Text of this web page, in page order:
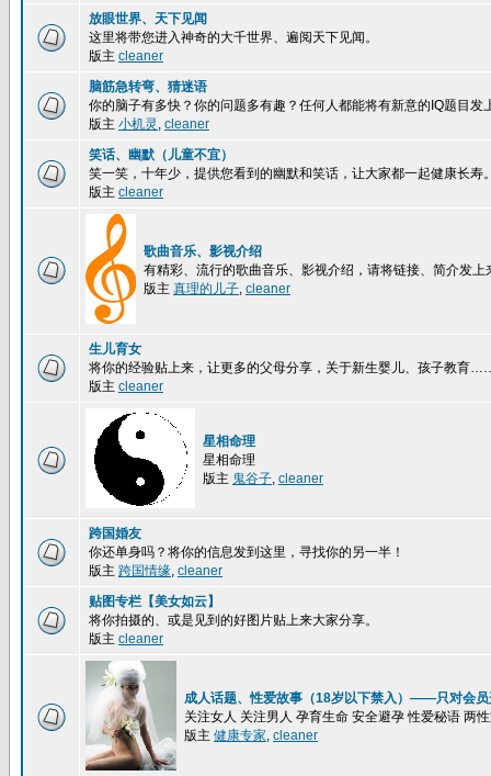
放眼世界、天下见闻
这里将带您进入神奇的大千世界、遍阅天下见闻。
版主 cleaner
脑筋急转弯、猜迷语
你的脑子有多快？你的问题多有趣？任何人都能将有新意的IQ题目发
版主 小机灵 , cleaner
笑话、幽默（儿童不宜）
笑一笑，十年少，提供您看到的幽默和笑话，让大家都一起健康长寿
版主 cleaner
歌曲音乐、影视介绍
有精彩、流行的歌曲音乐、影视介绍，请将链接、简介发上
版主 真理的儿子, cleaner
生儿育女
将你的经验贴上来，让更多的父母分享，关于新生婴儿、孩子教育
版主 cleaner
星相命理
星相命理
版主 鬼谷子, cleaner
跨国婚友
你还单身吗？将你的信息发到这里，寻找你的另一半！
版主 跨国情缘, cleaner
贴图专栏【美女如云】
将你拍摄的、或是见到的好图片贴上来大家分享。
版主 cleaner
成人话题、性爱故事（18岁以下禁入）——只对会员
关注女人 关注男人 孕育生命 安全避孕 性爱秘语 两
版主 健康专家, cleaner